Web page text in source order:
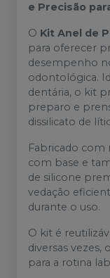
e Precisão
O Kit Anel de
para oferecer
desempenho
odontológica.
dentária, o kit
preparo e
dissilicato de
Fabricado com
com base e
de silicone
vedação
durante o uso.
O kit é
diversas
para a rotina